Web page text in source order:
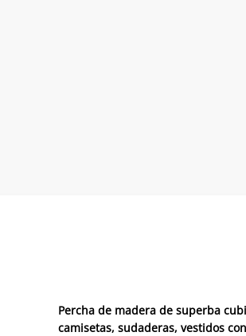
Percha de madera de superba
camisetas, sudaderas, vestidos